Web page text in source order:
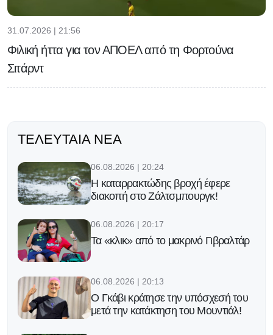
31.07.2026 | 21:56
Φιλική ήττα για τον ΑΠΟΕΛ από τη Φορτούνα
Σιτάρντ
ΤΕΛΕΥΤΑΊΑ ΝΈΑ
06.08.2026 | 20:24
Η καταρρακτώδης βροχή έφερε
διακοπή στο Ζάλτσμπουργκ!
06.08.2026 | 20:17
Τα «κλικ» από το μακρινό Γιβραλτάρ
06.08.2026 | 20:13
Ο Γκάβι κράτησε την υπόσχεσή του
μετά την κατάκτηση του Μουντιάλ!